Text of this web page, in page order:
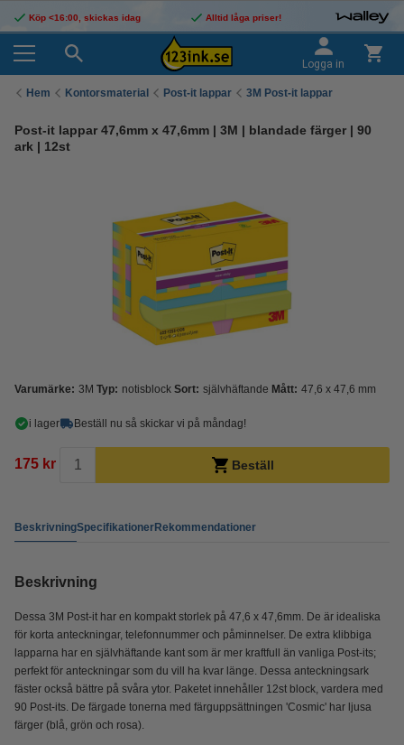
Köp <16:00, skickas idag Alltid låga priser!
Logga in
Hem Kontorsmaterial Post-it lappar 3M Post-it lappar
Post-it lappar 47,6mm x 47,6mm | 3M | blandade färger | 90
ark | 12st
Varumärke: 3M Typ: notisblock Sort: självhäftande Mått: 47,6 x 47,6 mm
i lager Beställ nu så skickar vi på måndag!
175 kr Beställ
BeskrivningSpecifikationerRekommendationer
Beskrivning
Dessa 3M Post-it har en kompakt storlek på 47,6 x 47,6mm. De är idealiska
för korta anteckningar, telefonnummer och påminnelser. De extra klibbiga
lapparna har en självhäftande kant som är mer kraftfull än vanliga Post-its;
perfekt för anteckningar som du vill ha kvar länge. Dessa anteckningsark
fäster också bättre på svåra ytor. Paketet innehåller 12st block, vardera med
90 Post-its. De färgade tonerna med färguppsättningen 'Cosmic' har ljusa
färger (blå, grön och rosa).